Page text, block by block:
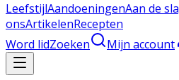
LeefstijlAandoeningenAan de
onsArtikelenRecepten
Word lidZoeken Mijn account